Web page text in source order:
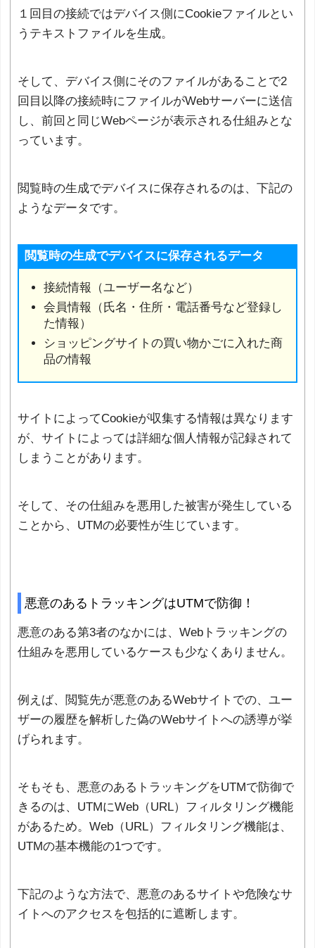
１回目の接続ではデバイス側にCookieファイルとい
うテキストファイルを生成。
そして、デバイス側にそのファイルがあることで2
回目以降の接続時にファイルがWebサーバーに送信
し、前回と同じWebページが表示される仕組みとな
っています。
閲覧時の生成でデバイスに保存されるのは、下記の
ようなデータです。
閲覧時の生成でデバイスに保存されるデータ
接続情報（ユーザー名など）
会員情報（氏名・住所・電話番号など登録し
た情報）
ショッピングサイトの買い物かごに入れた商
品の情報
サイトによってCookieが収集する情報は異なります
が、サイトによっては詳細な個人情報が記録されて
しまうことがあります。
そして、その仕組みを悪用した被害が発生している
ことから、UTMの必要性が生じています。
悪意のあるトラッキングはUTMで防御！
悪意のある第3者のなかには、Webトラッキングの
仕組みを悪用しているケースも少なくありません。
例えば、閲覧先が悪意のあるWebサイトでの、ユー
ザーの履歴を解析した偽のWebサイトへの誘導が挙
げられます。
そもそも、悪意のあるトラッキングをUTMで防御で
きるのは、UTMにWeb（URL）フィルタリング機能
があるため。Web（URL）フィルタリング機能は、
UTMの基本機能の1つです。
下記のような方法で、悪意のあるサイトや危険なサ
イトへのアクセスを包括的に遮断します。